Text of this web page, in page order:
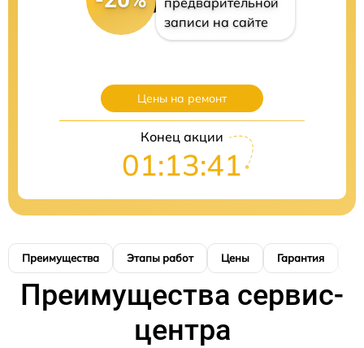
записи на сайте
Цены на ремонт
Конец акции
01:13:40
Преимущества Этапы работ Цены Гарантия
Преимущества сервис-
центра